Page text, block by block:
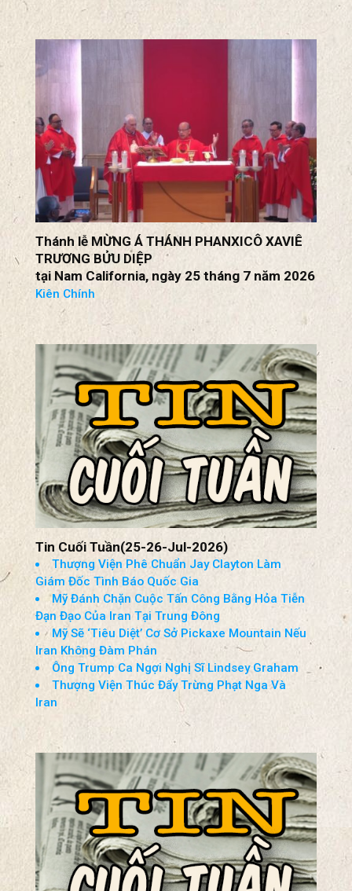
Thánh lễ MỪNG Á THÁNH PHANXICÔ XAVIÊ
TRƯƠNG BỬU DIỆP
tại Nam California, ngày 25 tháng 7 năm 2026
Kiên Chính
Tin Cuối Tuần(25-26-Jul-2026)
Thượng Viện Phê Chuẩn Jay Clayton Làm
Giám Đốc Tình Báo Quốc Gia
Mỹ Đánh Chặn Cuộc Tấn Công Bằng Hỏa Tiễn
Đạn Đạo Của Iran Tại Trung Đông
Mỹ Sẽ ‘Tiêu Diệt’ Cơ Sở Pickaxe Mountain Nếu
Iran Không Đàm Phán
Ông Trump Ca Ngợi Nghị Sĩ Lindsey Graham
Thượng Viện Thúc Đẩy Trừng Phạt Nga Và
Iran